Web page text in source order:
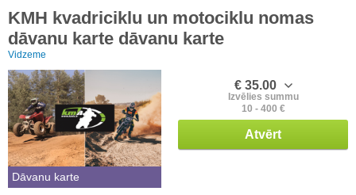
KMH kvadriciklu un motociklu nomas
dāvanu karte dāvanu karte
Vidzeme
Dāvanu karte
€ 35.00
Izvēlies summu
10 - 400 €
Atvērt